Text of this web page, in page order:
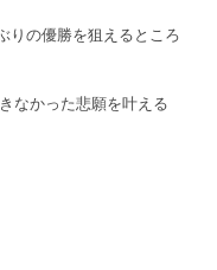
りの優勝を狙えるところ
なかった悲願を叶える